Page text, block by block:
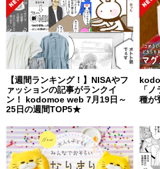
【週間ランキング！】NISAやフ
ァッションの記事がランクイ
ン！ kodomoe web 7月19日～
25日の週間TOP5★
「
種が